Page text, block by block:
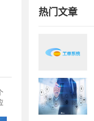
热门文章